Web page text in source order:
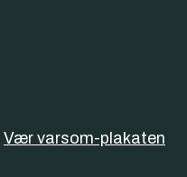
Vær varsom-plakaten